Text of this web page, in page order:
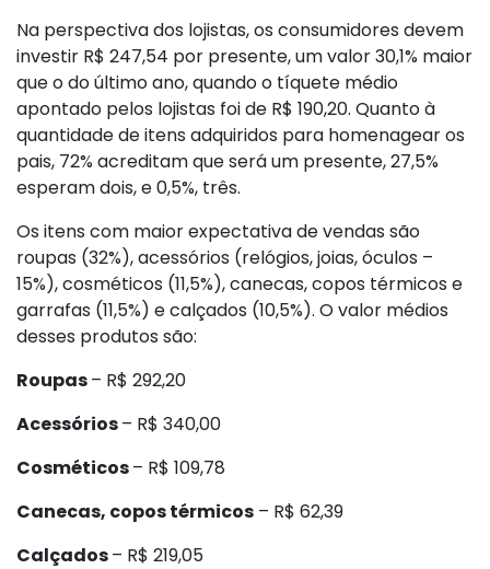
Na perspectiva dos lojistas, os consumidores devem
investir R$ 247,54 por presente, um valor 30,1% maior
que o do último ano, quando o tíquete médio
apontado pelos lojistas foi de R$ 190,20. Quanto à
quantidade de itens adquiridos para homenagear os
pais, 72% acreditam que será um presente, 27,5%
esperam dois, e 0,5%, três.
Os itens com maior expectativa de vendas são
roupas (32%), acessórios (relógios, joias, óculos –
15%), cosméticos (11,5%), canecas, copos térmicos e
garrafas (11,5%) e calçados (10,5%). O valor médios
desses produtos são:
Roupas– R$ 292,20
Acessórios– R$ 340,00
Cosméticos– R$ 109,78
Canecas, copos térmicos – R$ 62,39
Calçados– R$ 219,05